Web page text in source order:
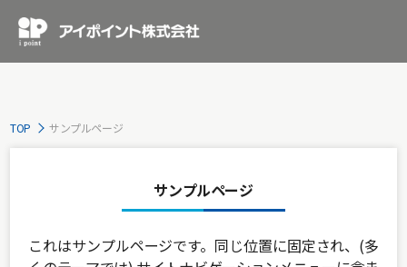
TOP サンプルページ
サンプルページ
これはサンプルページです。同じ位置に固定され、(多